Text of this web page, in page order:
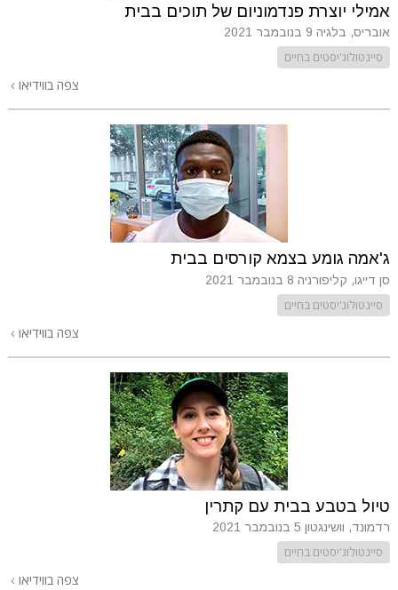
אמילי יוצרת פנדמוניום של תוכים בבית
אובריס, בלגיה 9 בנובמבר 2021
סיינטולוג'יסטים בחיים
צפה בווידיאו
ג'אמה גומע בצמא קורסים בבית
סן דייגו, קליפורניה 8 בנובמבר 2021
סיינטולוג'יסטים בחיים
צפה בווידיאו
טיול בטבע בבית עם קתרין
רדמונד, וושינגטון 5 בנובמבר 2021
סיינטולוג'יסטים בחיים
צפה בווידיאו